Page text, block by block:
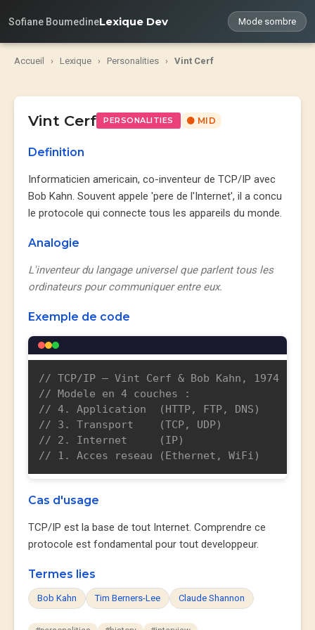
Sofiane BoumedineLexique Dev Mode sombre
Accueil › Lexique › Personalities › Vint Cerf
Vint Cerf PERSONALITIES 🟡 MID
Definition
Informaticien americain, co-inventeur de TCP/IP avec
Bob Kahn. Souvent appele 'pere de l'Internet', il a concu
le protocole qui connecte tous les appareils du monde.
Analogie
L'inventeur du langage universel que parlent tous les
ordinateurs pour communiquer entre eux.
Exemple de code
// TCP/IP — Vint Cerf & Bob Kahn, 1974
// Modele en 4 couches :
// 4. Application  (HTTP, FTP, DNS)
// 3. Transport    (TCP, UDP)
// 2. Internet     (IP)
// 1. Acces reseau (Ethernet, WiFi)
Cas d'usage
TCP/IP est la base de tout Internet. Comprendre ce
protocole est fondamental pour tout developpeur.
Termes lies
Bob Kahn Tim Berners-Lee Claude Shannon